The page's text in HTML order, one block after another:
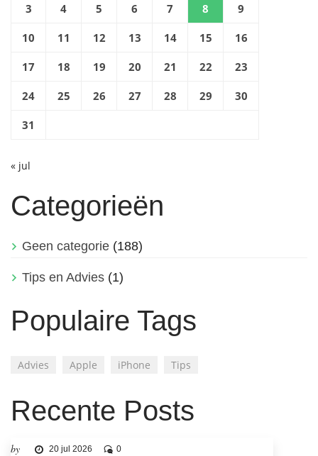
3 4 5 6 7 8 9
10 11 12 13 14 15 16
17 18 19 20 21 22 23
24 25 26 27 28 29 30
31
« jul
Categorieën
Geen categorie (188)
Tips en Advies (1)
Populaire Tags
Advies Apple iPhone Tips
Recente Posts
by 20 jul 2026 0